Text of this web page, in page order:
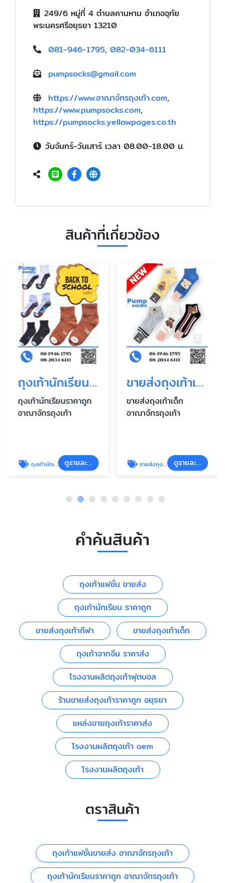
249/6 หมู่ที่ 4 ตำบลคานหาม อำเภออุทัย
พระนครศรีอยุธยา 13210
081-946-1795, 082-034-6111
pumpsocks@gmail.com
https://www.อาณาจักรถุงเท้า.com,
https://www.pumpsocks.com,
https://pumpsocks.yellowpages.co.th
วันจันทร์-วันเสาร์ เวลา 08.00-18.00 น.
สินค้าที่เกี่ยวข้อง
ถุงเท้านักเรียน ราคาถูก
ถุงเท้านักเรียนราคาถูก
อาณาจักรถุงเท้า
ถุงเท้านักเรียน ราคาถูก ดูรายละเอียด
ขายส่งถุงเท้าเด็ก
ขายส่งถุงเท้าเด็ก
อาณาจักรถุงเท้า
ขายส่งถุงเท้าเด็ก ดูรายละเอียด
คำค้นสินค้า
ถุงเท้าแฟชั่น ขายส่ง
ถุงเท้านักเรียน ราคาถูก
ขายส่งถุงเท้ากีฬา
ขายส่งถุงเท้าเด็ก
ถุงเท้าจากจีน ราคาส่ง
โรงงานผลิตถุงเท้าฟุตบอล
ร้านขายส่งถุงเท้าราคาถูก อยุธยา
แหล่งขายถุงเท้าราคาส่ง
โรงงานผลิตถุงเท้า oem
โรงงานผลิตถุงเท้า
ตราสินค้า
ถุงเท้าแฟชั่นขายส่ง อาณาจักรถุงเท้า
ถุงเท้านักเรียนราคาถูก อาณาจักรถุงเท้า